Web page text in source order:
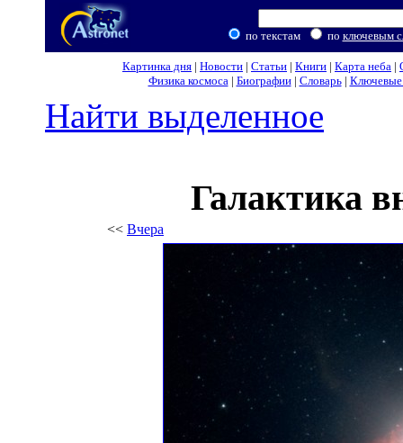
по текстам по ключевым
Картинка дня | Новости | Статьи | Книги | Карта неба |
Физика космоса| Биографии| Словарь| Ключевые
Найти выделенное
Галактика
<< Вчера